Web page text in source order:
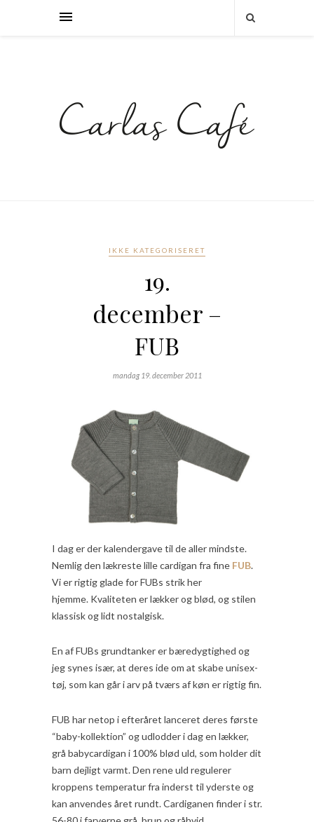
IKKE KATEGORISERET
19.
december –
FUB
mandag 19. december 2011
I dag er der kalendergave til de aller mindste.
Nemlig den lækreste lille cardigan fra fine FUB.
Vi er rigtig glade for FUBs strik her
hjemme. Kvaliteten er lækker og blød, og stilen
klassisk og lidt nostalgisk.
En af FUBs grundtanker er bæredygtighed og
jeg synes især, at deres ide om at skabe unisex-
tøj, som kan går i arv på tværs af køn er rigtig fin.
FUB har netop i efteråret lanceret deres første
“baby-kollektion” og udlodder i dag en lækker,
grå babycardigan i 100% blød uld, som holder dit
barn dejligt varmt. Den rene uld regulerer
kroppens temperatur fra inderst til yderste og
kan anvendes året rundt. Cardiganen finder i str.